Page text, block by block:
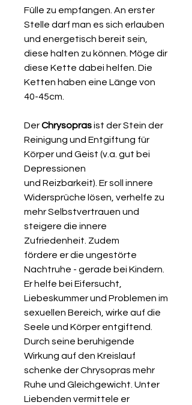
Fülle zu empfangen. An erster
Stelle darf man es sich erlauben
und energetisch bereit sein,
diese halten zu können. Möge dir
diese Kette dabei helfen. Die
Ketten haben eine Länge von
40-45cm.
DerChrysoprasist der Stein der
Reinigung und Entgiftung für
Körper und Geist (v.a. gut bei
Depressionen
und Reizbarkeit). Er soll innere
Widersprüche lösen, verhelfe zu
mehr Selbstvertrauen und
steigere die innere
Zufriedenheit. Zudem
fördere er die ungestörte
Nachtruhe - gerade bei Kindern.
Er helfe bei Eifersucht,
Liebeskummer und Problemen im
sexuellen Bereich, wirke auf die
Seele und Körper entgiftend.
Durch seine beruhigende
Wirkung auf den Kreislauf
schenke der Chrysopras mehr
Ruhe und Gleichgewicht. Unter
Liebenden vermittele er